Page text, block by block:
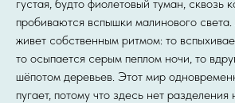
густая, будто фиолетовый туман, сквозь
пробиваются вспышки малинового
живет собственным ритмом: то
то осыпается серым пеплом ночи, то
шёпотом деревьев. Этот мир
пугает, потому что здесь нет